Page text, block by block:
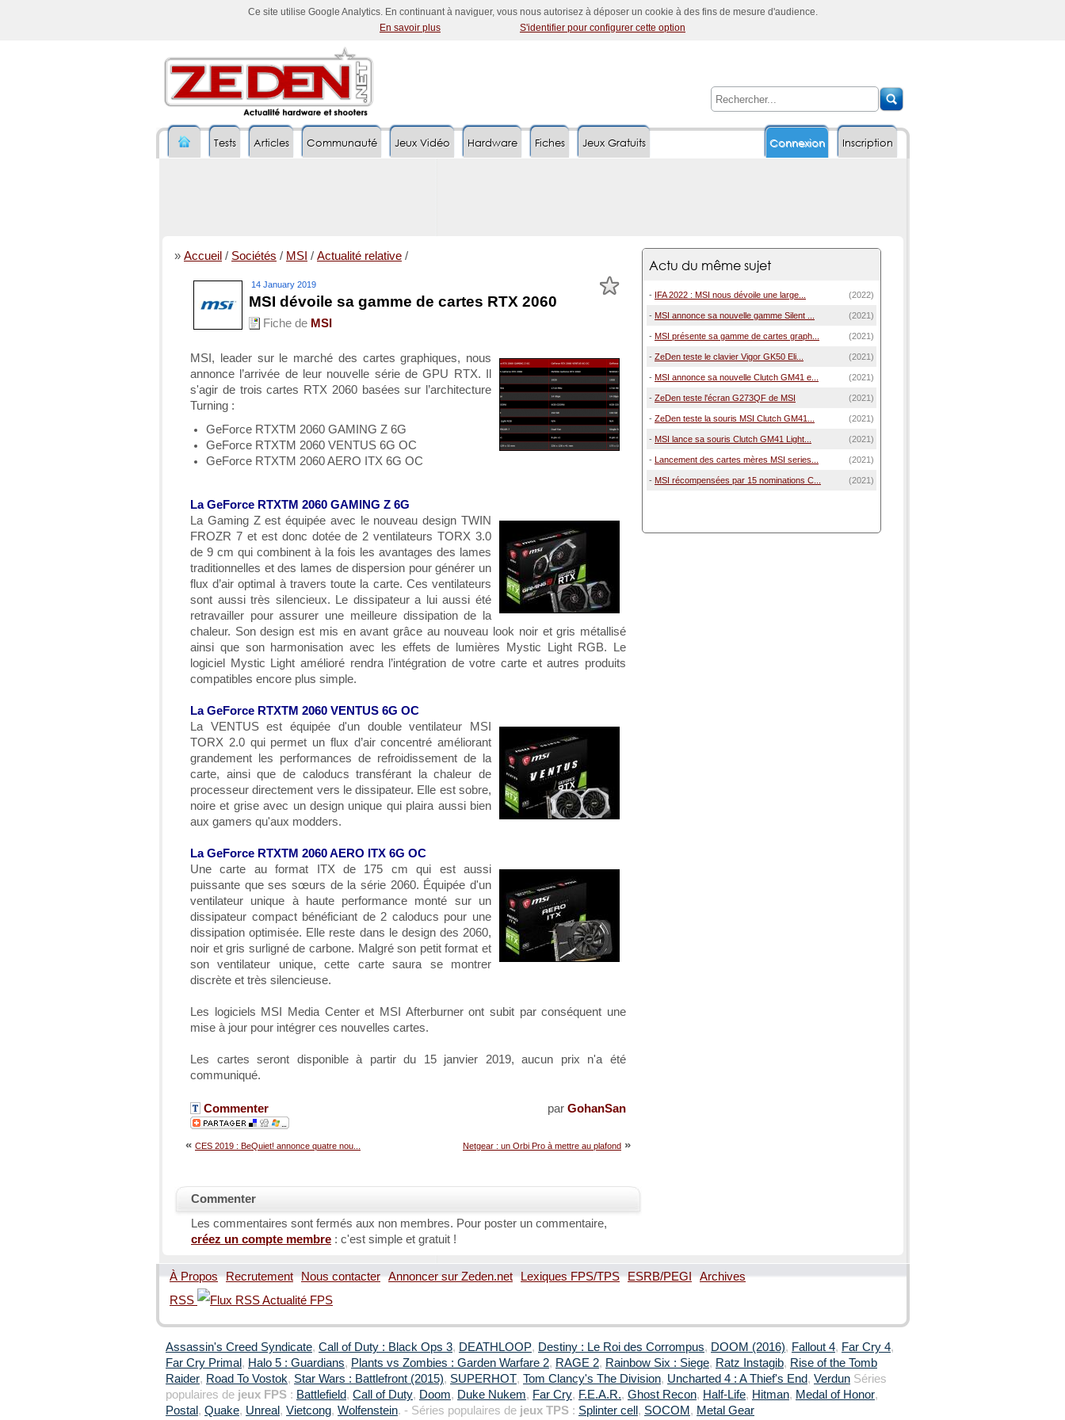
Ce site utilise Google Analytics. En continuant à naviguer, vous nous autorisez à déposer un cookie à des fins de mesure d'audience.
En savoir plus
S'identifier pour configurer cette option
Inscription
Tests Articles Communauté Jeux Vidéo Hardware Fiches Connexion
Jeux Gratuits
» Accueil / Sociétés / MSI / Actualité relative /
14 January 2019
MSI dévoile sa gamme de cartes RTX 2060
Fiche de MSI
MSI, leader sur le marché des cartes graphiques, nous
annonce l’arrivée de leur nouvelle série de GPU RTX. Il
s'agir de trois cartes RTX 2060 basées sur l’architecture
Turning :
GeForce RTXTM 2060 GAMING Z 6G
GeForce RTXTM 2060 VENTUS 6G OC
GeForce RTXTM 2060 AERO ITX 6G OC
La GeForce RTXTM 2060 GAMING Z 6G
La Gaming Z est équipée avec le nouveau design TWIN
FROZR 7 et est donc dotée de 2 ventilateurs TORX 3.0
de 9 cm qui combinent à la fois les avantages des lames
traditionnelles et des lames de dispersion pour générer un
flux d’air optimal à travers toute la carte. Ces ventilateurs
sont aussi très silencieux. Le dissipateur a lui aussi été
retravailler pour assurer une meilleure dissipation de la
chaleur. Son design est mis en avant grâce au nouveau look noir et gris métallisé
ainsi que son harmonisation avec les effets de lumières Mystic Light RGB. Le
logiciel Mystic Light amélioré rendra l’intégration de votre carte et autres produits
compatibles encore plus simple.
La GeForce RTXTM 2060 VENTUS 6G OC
La VENTUS est équipée d'un double ventilateur MSI
TORX 2.0 qui permet un flux d’air concentré améliorant
grandement les performances de refroidissement de la
carte, ainsi que de caloducs transférant la chaleur de
processeur directement vers le dissipateur. Elle est sobre,
noire et grise avec un design unique qui plaira aussi bien
aux gamers qu'aux modders.
La GeForce RTXTM 2060 AERO ITX 6G OC
Une carte au format ITX de 175 cm qui est aussi
puissante que ses sœurs de la série 2060. Équipée d'un
ventilateur unique à haute performance monté sur un
dissipateur compact bénéficiant de 2 caloducs pour une
dissipation optimisée. Elle reste dans le design des 2060,
noir et gris surligné de carbone. Malgré son petit format et
son ventilateur unique, cette carte saura se montrer
discrète et très silencieuse.
Les logiciels MSI Media Center et MSI Afterburner ont subit par conséquent une
mise à jour pour intégrer ces nouvelles cartes.
Les cartes seront disponible à partir du 15 janvier 2019, aucun prix n'a été
communiqué.
par GohanSan
Commenter
Netgear : un Orbi Pro à mettre au plafond »
« CES 2019 : BeQuiet! annonce quatre nou...
Commenter
Les commentaires sont fermés aux non membres. Pour poster un commentaire,
créez un compte membre : c'est simple et gratuit !
Actu du même sujet
- IFA 2022 : MSI nous dévoile une large... (2022)
- MSI annonce sa nouvelle gamme Silent ... (2021)
- MSI présente sa gamme de cartes graph... (2021)
- ZeDen teste le clavier Vigor GK50 Eli... (2021)
- MSI annonce sa nouvelle Clutch GM41 e... (2021)
- ZeDen teste l'écran G273QF de MSI (2021)
- ZeDen teste la souris MSI Clutch GM41... (2021)
- MSI lance sa souris Clutch GM41 Light... (2021)
- Lancement des cartes mères MSI series... (2021)
- MSI récompensées par 15 nominations C... (2021)
À Propos Recrutement Nous contacter Annoncer sur Zeden.net Lexiques FPS/TPS ESRB/PEGI
Archives
RSS
Assassin's Creed Syndicate, Call of Duty : Black Ops 3, DEATHLOOP, Destiny : Le Roi des Corrompus, DOOM (2016), Fallout 4, Far Cry 4,
Far Cry Primal , Halo 5 : Guardians, Plants vs Zombies : Garden Warfare 2, RAGE 2, Rainbow Six : Siege, Ratz Instagib, Rise of the Tomb
Raider, Road To Vostok, Star Wars : Battlefront (2015), SUPERHOT, Tom Clancy's The Division, Uncharted 4 : A Thief's End, Verdun Séries
populaires de jeux FPS : Battlefield, Call of Duty, Doom, Duke Nukem, Far Cry, F.E.A.R., Ghost Recon, Half-Life, Hitman, Medal of Honor,
Postal , Quake, Unreal , Vietcong, Wolfenstein. - Séries populaires de jeux TPS : Splinter cell , SOCOM , Metal Gear